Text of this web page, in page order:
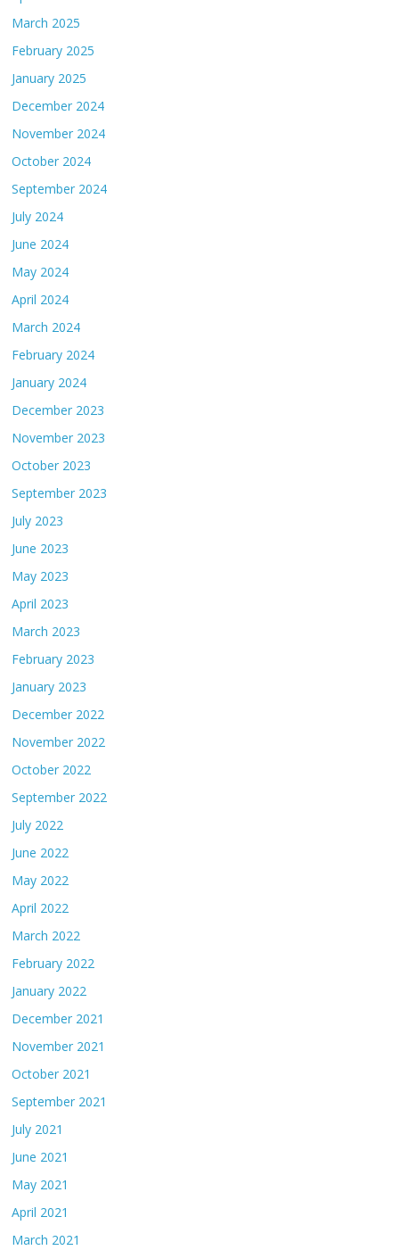
March 2025
February 2025
January 2025
December 2024
November 2024
October 2024
September 2024
July 2024
June 2024
May 2024
April 2024
March 2024
February 2024
January 2024
December 2023
November 2023
October 2023
September 2023
July 2023
June 2023
May 2023
April 2023
March 2023
February 2023
January 2023
December 2022
November 2022
October 2022
September 2022
July 2022
June 2022
May 2022
April 2022
March 2022
February 2022
January 2022
December 2021
November 2021
October 2021
September 2021
July 2021
June 2021
May 2021
April 2021
March 2021